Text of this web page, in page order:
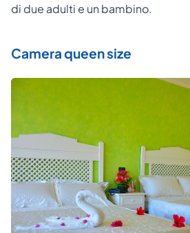
di due adulti e un bambino.
Camera queen size